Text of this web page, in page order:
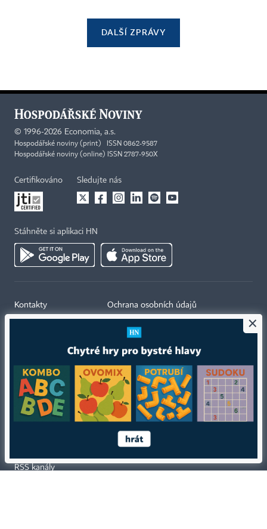
DALŠÍ ZPRÁVY
© 1996-2026 Economia, a.s.
Hospodářské noviny (print) ISSN 0862-9587
Hospodářské noviny (online) ISSN 2787-950X
Certifikováno Sledujte nás
Stáhněte si aplikaci HN
Kontakty
Ceník inzerce
Ochrana osobních údajů
Koupit / darovat předplatné
RSS kanály
×